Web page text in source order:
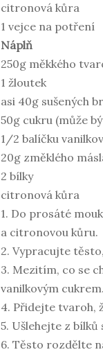
citronová kůra
1 vejce na potření
Náplň
250g měkkého
1 žloutek
asi 40g sušených
50g cukru (může
1/2 balíčku
20g změklého
2 bílky
citronová kůra
1. Do prosáté
a citronovou kůru.
2. Vypracujte
3. Mezitím, co se
vanilkovým cukrem.
4. Přidejte tvaroh,
5. Ušlehejte z
6. Těsto rozdělte